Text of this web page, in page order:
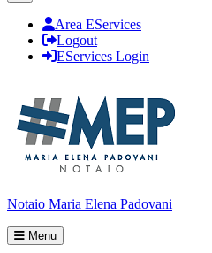
Area EServices
Logout
EServices Login
Notaio Maria Elena Padovani
Menu